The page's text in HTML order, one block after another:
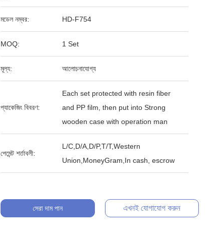
মডেল নম্বর: HD-F754
MOQ: 1 Set
মূল্য: আলোচনাযোগ্য
প্যাকেজিং বিবরণ:
Each set protected with resin fiber
and PP film, then put into Strong
wooden case with operation man
পেমেন্ট শর্তাবলী:
L/C,D/A,D/P,T/T,Western
Union,MoneyGram,In cash, escrow
সেরা দাম পান এখনই যোগাযোগ করুন